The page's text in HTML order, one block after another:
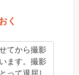
く
てから撮影
ます。撮影